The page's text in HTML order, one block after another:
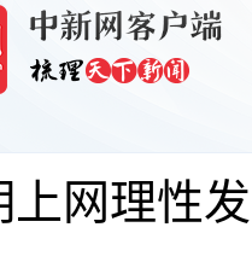
上网理性